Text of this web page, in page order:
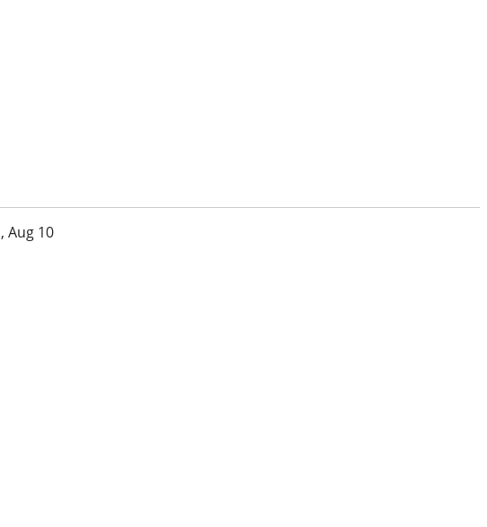
Aug 10